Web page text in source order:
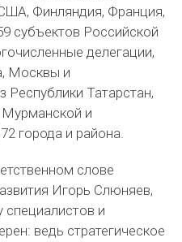
Финляндия, Франция,
субъектов Российской
делегации,
Москвы и
Республики Татарстан,
Мурманской и
города и района.
слове
Игорь Слюняев,
специалистов и
ведь стратегическое